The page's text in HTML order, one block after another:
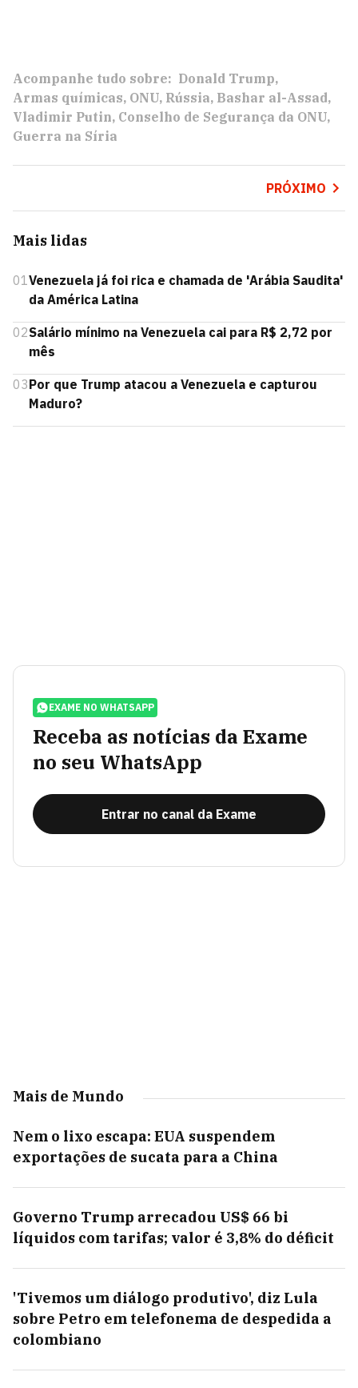
Acompanhe tudo sobre: Donald Trump
Armas químicas ONU Rússia Bashar al-Assad
Vladimir Putin Conselho de Segurança da ONU
Guerra na Síria
PRÓXIMO
Mais lidas
01Venezuela já foi rica e chamada de 'Arábia Saudita'
da América Latina
02Salário mínimo na Venezuela cai para R$ 2,72 por
mês
03Por que Trump atacou a Venezuela e capturou
Maduro?
EXAME NO WHATSAPP
Receba as notícias da Exame
no seu WhatsApp
Entrar no canal da Exame
Mais de Mundo
Nem o lixo escapa: EUA suspendem
exportações de sucata para a China
Governo Trump arrecadou US$ 66 bi
líquidos com tarifas; valor é 3,8% do déficit
'Tivemos um diálogo produtivo', diz Lula
sobre Petro em telefonema de despedida a
colombiano